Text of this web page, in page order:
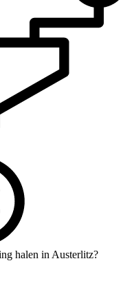
halen in Austerlitz?